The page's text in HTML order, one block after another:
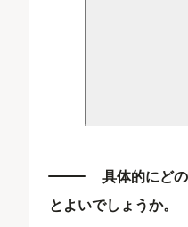
具体的にど
とよいでしょうか。